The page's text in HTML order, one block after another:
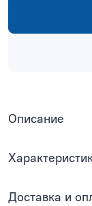
Описание
Доставка и